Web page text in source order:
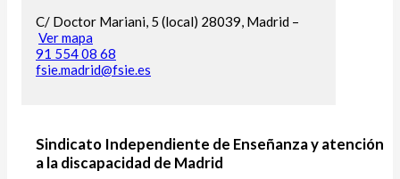
C/ Doctor Mariani, 5 (local) 28039, Madrid –
Ver mapa
91 554 08 68
fsie.madrid@fsie.es
Sindicato Independiente de Enseñanza y atención
a la discapacidad de Madrid